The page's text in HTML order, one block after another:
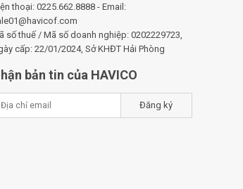
thoại: 0225.662.8888 - Email:
số thuế / Mã số doanh nghiệp: 0202229723,
cấp: 22/01/2024, Sở KHĐT Hải Phòng
bản tin của HAVICO
Đăng ký